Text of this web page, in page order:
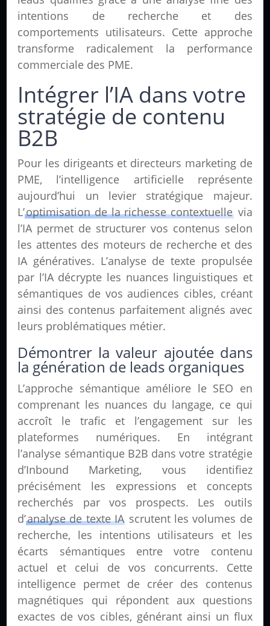
intentions de recherche et des
comportements utilisateurs. Cette approche
transforme radicalement la performance
commerciale des PME.
Intégrer l’IA dans votre
stratégie de contenu
B2B
Pour les dirigeants et directeurs marketing de
PME, l’intelligence artificielle représente
aujourd’hui un levier stratégique majeur.
L’optimisation de la richesse contextuellevia
l’IA permet de structurer vos contenus selon
les attentes des moteurs de recherche et des
IA génératives. L’analyse de texte propulsée
par l’IA décrypte les nuances linguistiques et
sémantiques de vos audiences cibles, créant
ainsi des contenus parfaitement alignés avec
leurs problématiques métier.
Démontrer la valeur ajoutée dans
la génération de leads organiques
L’approche sémantique améliore le SEO en
comprenant les nuances du langage, ce qui
accroît le trafic et l’engagement sur les
plateformes numériques. En intégrant
l’analyse sémantique B2B dans votre stratégie
d’Inbound Marketing, vous identifiez
précisément les expressions et concepts
recherchés par vos prospects. Les outils
d’analyse de texte IA scrutent les volumes de
recherche, les intentions utilisateurs et les
écarts sémantiques entre votre contenu
actuel et celui de vos concurrents. Cette
intelligence permet de créer des contenus
magnétiques qui répondent aux questions
exactes de vos cibles, générant ainsi un flux